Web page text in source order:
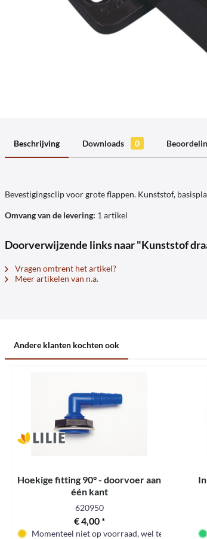
Beschrijving Downloads 0
Bevestigingsclip voor grote flappen. Kunststof,
Omvang van de levering: 1 artikel
Doorverwijzende links naar "Kunststof
Vragen omtrent het artikel?
Meer artikelen van n.a.
Andere klanten kochten ook
Hoekige fitting 90° - doorvoer aan
één kant
620950
€ 4,00 *
Momenteel niet op voorraad, wel te bestellen